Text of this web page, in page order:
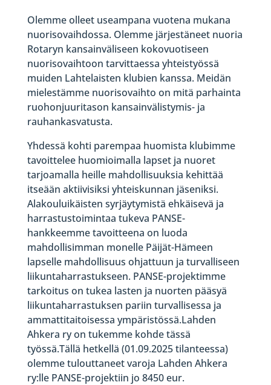
Olemme olleet useampana vuotena mukana
nuorisovaihdossa. Olemme järjestäneet nuoria
Rotaryn kansainväliseen kokovuotiseen
nuorisovaihtoon tarvittaessa yhteistyössä
muiden Lahtelaisten klubien kanssa. Meidän
mielestämme nuorisovaihto on mitä parhainta
ruohonjuuritason kansainvälistymis- ja
rauhankasvatusta.
Yhdessä kohti parempaa huomista klubimme
tavoittelee huomioimalla lapset ja nuoret
tarjoamalla heille mahdollisuuksia kehittää
itseään aktiivisiksi yhteiskunnan jäseniksi.
Alakouluikäisten syrjäytymistä ehkäisevä ja
harrastustoimintaa tukeva PANSE-
hankkeemme tavoitteena on luoda
mahdollisimman monelle Päijät-Hämeen
lapselle mahdollisuus ohjattuun ja turvalliseen
liikuntaharrastukseen. PANSE-projektimme
tarkoitus on tukea lasten ja nuorten pääsyä
liikuntaharrastuksen pariin turvallisessa ja
ammattitaitoisessa ympäristössä.Lahden
Ahkera ry on tukemme kohde tässä
työssä.Tällä hetkellä (01.09.2025 tilanteessa)
olemme tulouttaneet varoja Lahden Ahkera
ry:lle PANSE-projektiin jo 8450 eur.